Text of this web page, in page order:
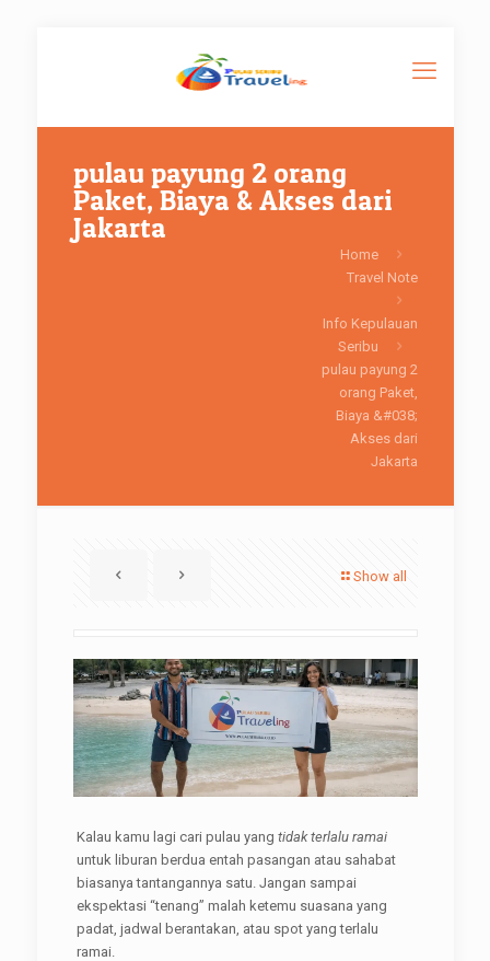
pulau payung 2 orang
Paket, Biaya & Akses dari
Jakarta
Home
Travel Note
Info Kepulauan
Seribu
pulau payung 2
orang Paket,
Biaya &#038;
Akses dari
Jakarta
Show all
Kalau kamu lagi cari pulau yang tidak terlalu ramai
untuk liburan berdua entah pasangan atau sahabat
biasanya tantangannya satu. Jangan sampai
ekspektasi “tenang” malah ketemu suasana yang
padat, jadwal berantakan, atau spot yang terlalu
ramai.